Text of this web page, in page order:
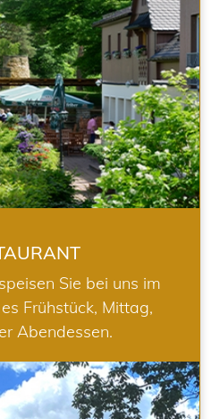
Sie bei uns im
Frühstück, Mittag,
Abendessen.